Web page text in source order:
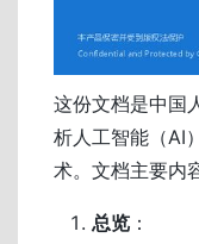
这份文档是中国
析人工智能（AI
术。文档主要内
总览 ：